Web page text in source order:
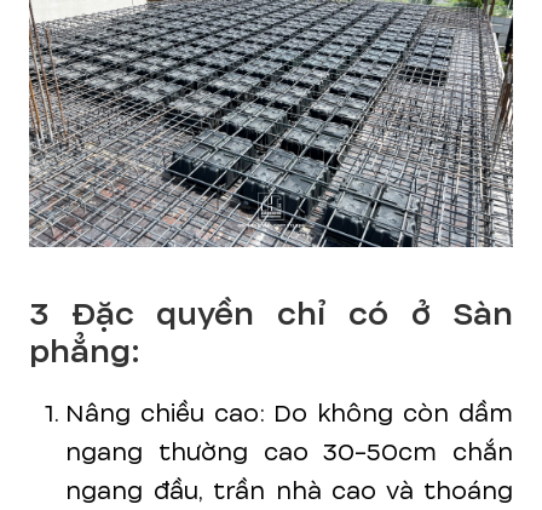
3 Đặc quyền chỉ có ở Sàn
phẳng:
Nâng chiều cao: Do không còn dầm
ngang thường cao 30-50cm chắn
ngang đầu, trần nhà cao và thoáng